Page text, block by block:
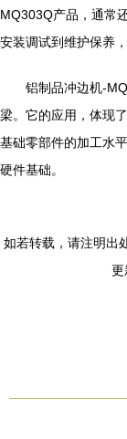
MQ303Q产品，通常
安装调试到维护保养
铝制品冲边机-
梁。它的应用，体现
基础零部件的加工水
硬件基础。
如若转载，请注明出
更